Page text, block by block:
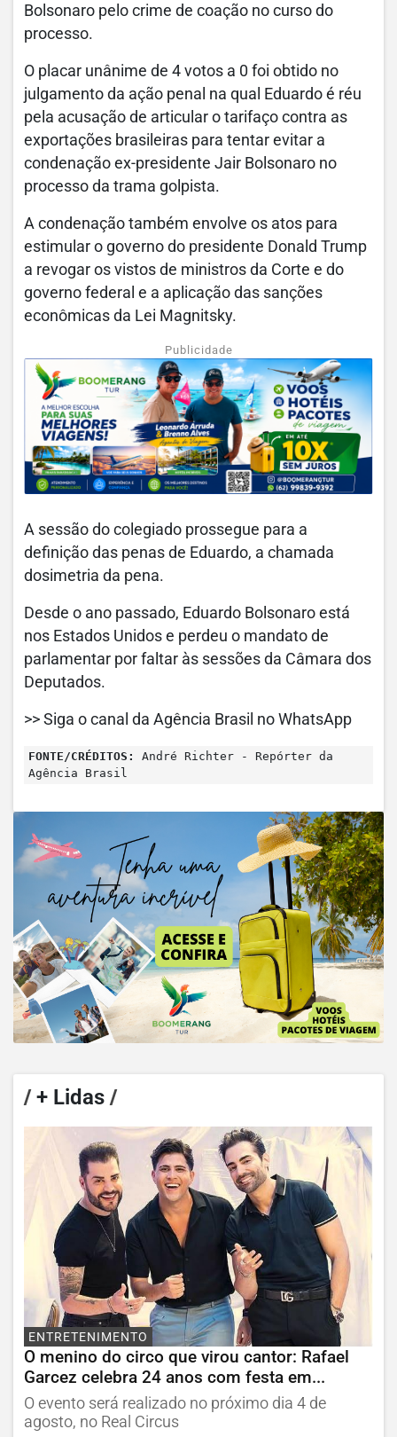
Bolsonaro pelo crime de coação no curso do
processo.
O placar unânime de 4 votos a 0 foi obtido no
julgamento da ação penal na qual Eduardo é réu
pela acusação de articular o tarifaço contra as
exportações brasileiras para tentar evitar a
condenação ex-presidente Jair Bolsonaro no
processo da trama golpista.
A condenação também envolve os atos para
estimular o governo do presidente Donald Trump
a revogar os vistos de ministros da Corte e do
governo federal e a aplicação das sanções
econômicas da Lei Magnitsky.
Publicidade
A sessão do colegiado prossegue para a
definição das penas de Eduardo, a chamada
dosimetria da pena.
Desde o ano passado, Eduardo Bolsonaro está
nos Estados Unidos e perdeu o mandato de
parlamentar por faltar às sessões da Câmara dos
Deputados.
>> Siga o canal da Agência Brasil no WhatsApp
FONTE/CRÉDITOS:
André Richter - Repórter da
Agência Brasil
/+ Lidas /
ENTRETENIMENTO
O menino do circo que virou cantor: Rafael
Garcez celebra 24 anos com festa em...
O evento será realizado no próximo dia 4 de
agosto, no Real Circus